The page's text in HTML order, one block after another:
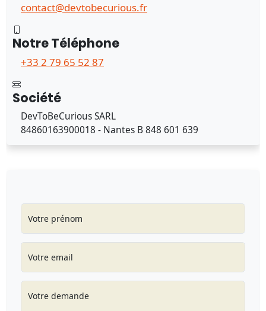
contact@devtobecurious.fr
Notre Téléphone
+33 2 79 65 52 87
Société
DevToBeCurious SARL
84860163900018 - Nantes B 848 601 639
Votre prénom
Votre email
Votre demande